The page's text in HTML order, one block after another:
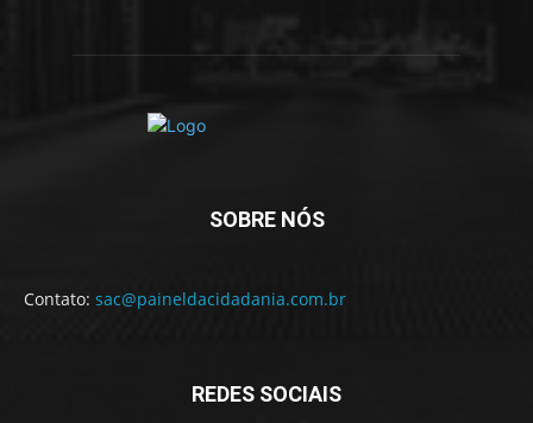
SOBRE NÓS
Contato: sac@paineldacidadania.com.br
REDES SOCIAIS